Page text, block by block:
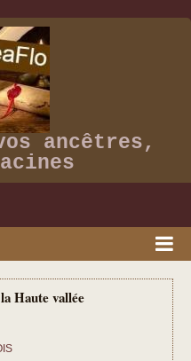
ancêtres,